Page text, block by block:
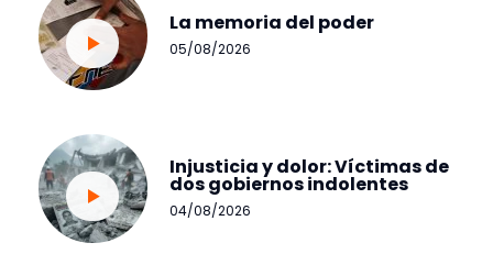
La memoria del poder
05/08/2026
Injusticia y dolor: Víctimas de
dos gobiernos indolentes
04/08/2026